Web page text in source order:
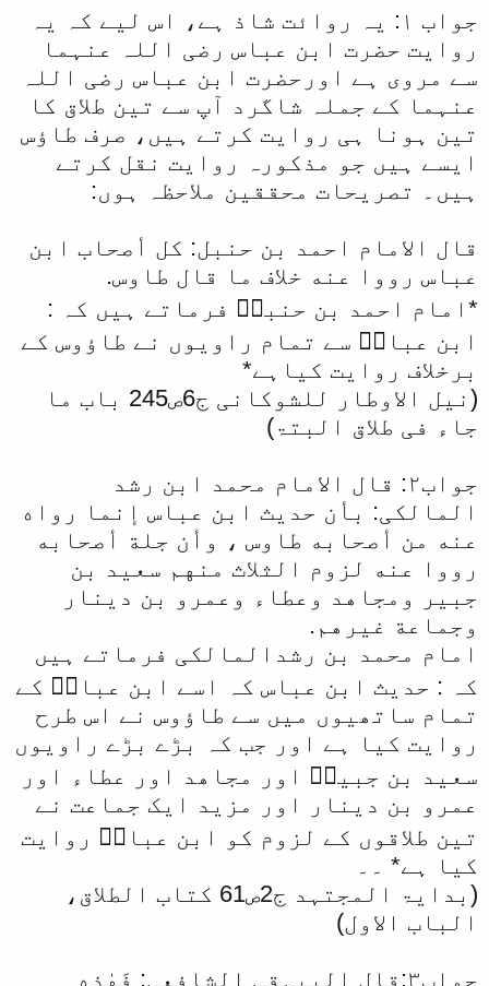
ل
ا
جواب ۱: یہ روائت شاذ ہے، اس لیے کہ یہ
روایت حضرت ابن عباس رضی اللہ عنہما
سے مروی ہے اورحضرت ابن عباس رضی اللہ
عنہما کے جملہ شاگرد آپ سے تین طلاق کا
تین ہونا ہی روایت کرتے ہیں، صرف طاؤس
ایسے ہیں جو مذکورہ روایت نقل کرتے
ہیں۔ تصریحات محققین ملاحظہ ہوں:
قال الامام احمد بن حنبل: كل أصحاب ابن
عباس رووا عنه خلاف ما قال طاوس.
*امام احمد بن حنبلؒ فرماتے ہیں کہ :
ابن عباسؓ سے تمام راویوں نے طاؤوس کے
برخلاف روایت کیاہے*
(نیل الاوطار للشوکانی ج6ص245 باب ما
جاء فی طلاق البتۃ)
جواب۲: قال الامام محمد ابن رشد
المالکی: بأن حديث ابن عباس إنما رواه
عنه من أصحابه طاوس ، وأن جلة أصحابه
رووا عنه لزوم الثلاث منهم سعيد بن
جبير ومجاهد وعطاء وعمرو بن دينار
وجماعة غيرهم.
امام محمد بن رشدالمالکی فرماتے ہیں
کہ : حدیث ابن عباس کہ اسے ابن عباسؓ کے
تمام ساتھیوں میں سے طاؤوس نے اس طرح
روایت کیا ہے اور جب کہ بڑے بڑے راویوں
سعید بن جبیرؓ اور مجاھد اور عطاء اور
عمرو بن دینار اور مزید ایک جماعت نے
تین طلاقوں کے لزوم کو ابن عباسؓ روایت
کیا ہے* ۔۔
(بدایۃ المجتہد ج2ص61 کتاب الطلاق،
الباب الاول)
جواب۳:قال البیہقی الشافعی: فَهٰذِهِ